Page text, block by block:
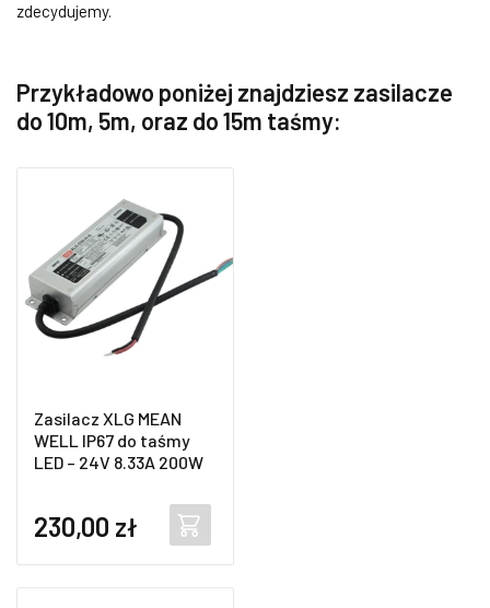
zdecydujemy.
Przykładowo poniżej znajdziesz zasilacze
do 10m, 5m, oraz do 15m taśmy:
Zasilacz XLG MEAN
WELL IP67 do taśmy
LED – 24V 8.33A 200W
230,00 zł